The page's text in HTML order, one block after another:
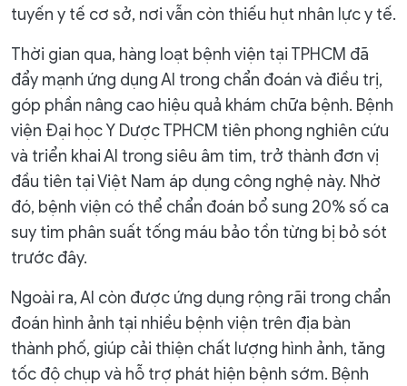
tuyến y tế cơ sở, nơi vẫn còn thiếu hụt nhân lực y tế.
Thời gian qua, hàng loạt bệnh viện tại TPHCM đã
đẩy mạnh ứng dụng AI trong chẩn đoán và điều trị,
góp phần nâng cao hiệu quả khám chữa bệnh. Bệnh
viện Đại học Y Dược TPHCM tiên phong nghiên cứu
và triển khai AI trong siêu âm tim, trở thành đơn vị
đầu tiên tại Việt Nam áp dụng công nghệ này. Nhờ
đó, bệnh viện có thể chẩn đoán bổ sung 20% số ca
suy tim phân suất tống máu bảo tồn từng bị bỏ sót
trước đây.
Ngoài ra, AI còn được ứng dụng rộng rãi trong chẩn
đoán hình ảnh tại nhiều bệnh viện trên địa bàn
thành phố, giúp cải thiện chất lượng hình ảnh, tăng
tốc độ chụp và hỗ trợ phát hiện bệnh sớm. Bệnh